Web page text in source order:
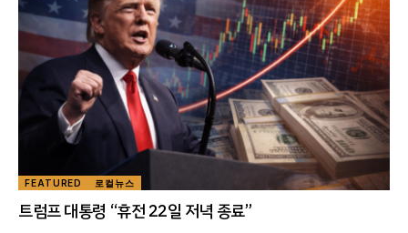
FEATURED 로컬뉴스
트럼프 대통령 “휴전 22일 저녁 종료”